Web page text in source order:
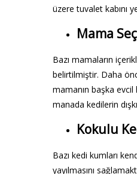
üzere tuvalet kabını
Mama
Bazı mamaların
belirtilmiştir. Daha
mamanın başka evcil
manada kedilerin
Kokulu
Bazı kedi kumları
yayılmasını